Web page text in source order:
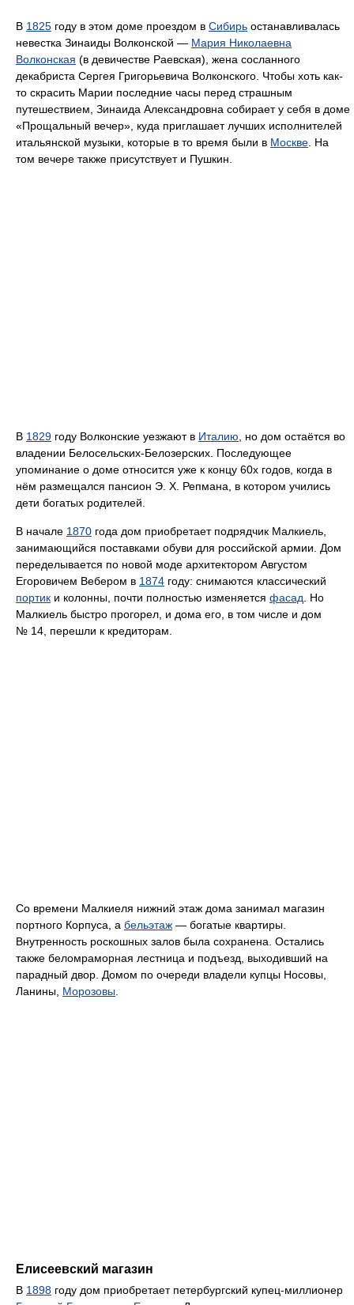
В 1825 году в этом доме проездом в Сибирь останавливалась
невестка Зинаиды Волконской — Мария Николаевна
Волконская (в девичестве Раевская), жена сосланного
декабриста Сергея Григорьевича Волконского. Чтобы хоть как-
то скрасить Марии последние часы перед страшным
путешествием, Зинаида Александровна собирает у себя в доме
«Прощальный вечер», куда приглашает лучших исполнителей
итальянской музыки, которые в то время были в Москве . На
том вечере также присутствует и Пушкин.
В 1829 году Волконские уезжают в Италию , но дом остаётся во
владении Белосельских-Белозерских. Последующее
упоминание о доме относится уже к концу 60х годов, когда в
нём размещался пансион Э. Х. Репмана, в котором учились
дети богатых родителей.
В начале 1870 года дом приобретает подрядчик Малкиель,
занимающийся поставками обуви для российской армии. Дом
переделывается по новой моде архитектором Августом
Егоровичем Вебером в 1874 году: снимаются классический
портик и колонны, почти полностью изменяется фасад . Но
Малкиель быстро прогорел, и дома его, в том числе и дом
№ 14, перешли к кредиторам.
Со времени Малкиеля нижний этаж дома занимал магазин
портного Корпуса, а бельэтаж — богатые квартиры.
Внутренность роскошных залов была сохранена. Остались
также беломраморная лестница и подъезд, выходивший на
парадный двор. Домом по очереди владели купцы Носовы,
Ланины, Морозовы
Елисеевский магазин
В 1898 году дом приобретает петербургский купец-миллионер